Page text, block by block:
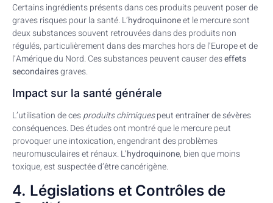
Certains ingrédients présents dans ces produits peuvent poser de
graves risques pour la santé. L’hydroquinoneet le mercure sont
deux substances souvent retrouvées dans des produits non
régulés, particulièrement dans des marches hors de l’Europe et de
l’Amérique du Nord. Ces substances peuvent causer deseffets
secondairesgraves.
Impact sur la santé générale
L’utilisation de cesproduits chimiquespeut entraîner de sévères
conséquences. Des études ont montré que le mercure peut
provoquer une intoxication, engendrant des problèmes
neuromusculaires et rénaux. L’hydroquinone, bien que moins
toxique, est suspectée d’être cancérigène.
4. Législations et Contrôles de